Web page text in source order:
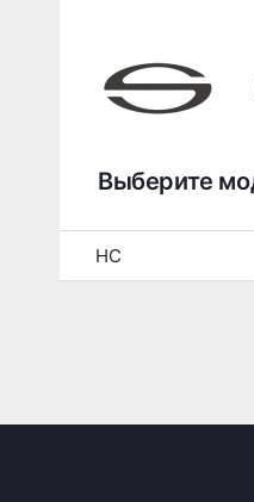
Выберите
HC